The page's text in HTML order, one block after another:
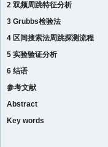
2 双频周跳特征分析
3 Grubbs检验法
4 区间搜索法周跳探测流程
5 实验验证分析
6 结语
参考文献
Abstract
Key words